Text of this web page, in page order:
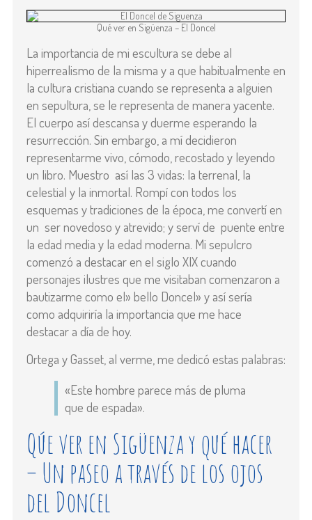
Qué ver en Sigüenza – El Doncel
La importancia de mi escultura se debe al
hiperrealismo de la misma y a que habitualmente en
la cultura cristiana cuando se representa a alguien
en sepultura, se le representa de manera yacente.
El cuerpo así descansa y duerme esperando la
resurrección. Sin embargo, a mí decidieron
representarme vivo, cómodo, recostado y leyendo
un libro. Muestro así las 3 vidas: la terrenal, la
celestial y la inmortal. Rompí con todos los
esquemas y tradiciones de la época, me convertí en
un ser novedoso y atrevido; y serví de puente entre
la edad media y la edad moderna. Mi sepulcro
comenzó a destacar en el siglo XIX cuando
personajes ilustres que me visitaban comenzaron a
bautizarme como el» bello Doncel» y así sería
como adquiriría la importancia que me hace
destacar a día de hoy.
Ortega y Gasset, al verme, me dedicó estas palabras:
«Este hombre parece más de pluma
que de espada».
Qúe ver en Sigüenza y qué hacer
– Un paseo a través de los ojos
del Doncel